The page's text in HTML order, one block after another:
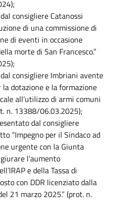
consigliere Catanossi
di una commissione di
di eventi in occasione
morte di San Francesco.”
consigliere Imbriani avente
dotazione e la formazione
all’utilizzo di armi comuni
n. 13388/06.03.2025);
dal consigliere
“Impegno per il Sindaco ad
urgente con la Giunta
l’aumento
e della Tassa di
con DDR licenziato dalla
21 marzo 2025.” (prot. n.